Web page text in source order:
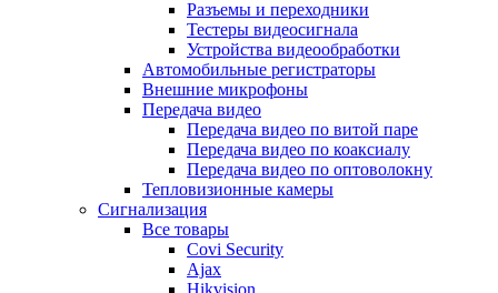
Разъемы и переходники
Тестеры видеосигнала
Устройства видеообработки
Автомобильные регистраторы
Внешние микрофоны
Передача видео
Передача видео по витой паре
Передача видео по коаксиалу
Передача видео по оптоволокну
Тепловизионные камеры
Сигнализация
Все товары
Covi Security
Ajax
Hikvision